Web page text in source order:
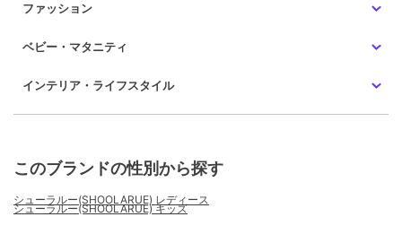
ファッション
ベビー・マタニティ
インテリア・ライフスタイル
このブランドの性別から探す
シューラルー(SHOOLARUE) レディース
シューラルー(SHOOLARUE) キッズ